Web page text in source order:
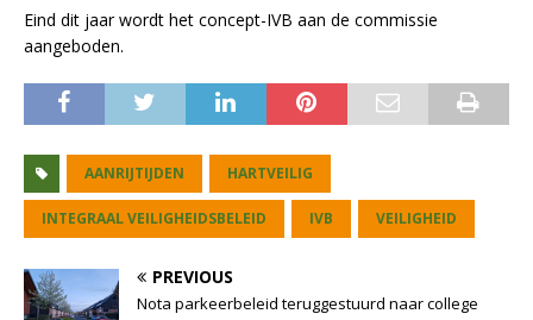
Eind dit jaar wordt het concept-IVB aan de commissie
aangeboden.
AANRIJTIJDEN HARTVEILIG
INTEGRAAL VEILIGHEIDSBELEID IVB VEILIGHEID
PREVIOUS
Nota parkeerbeleid teruggestuurd naar college